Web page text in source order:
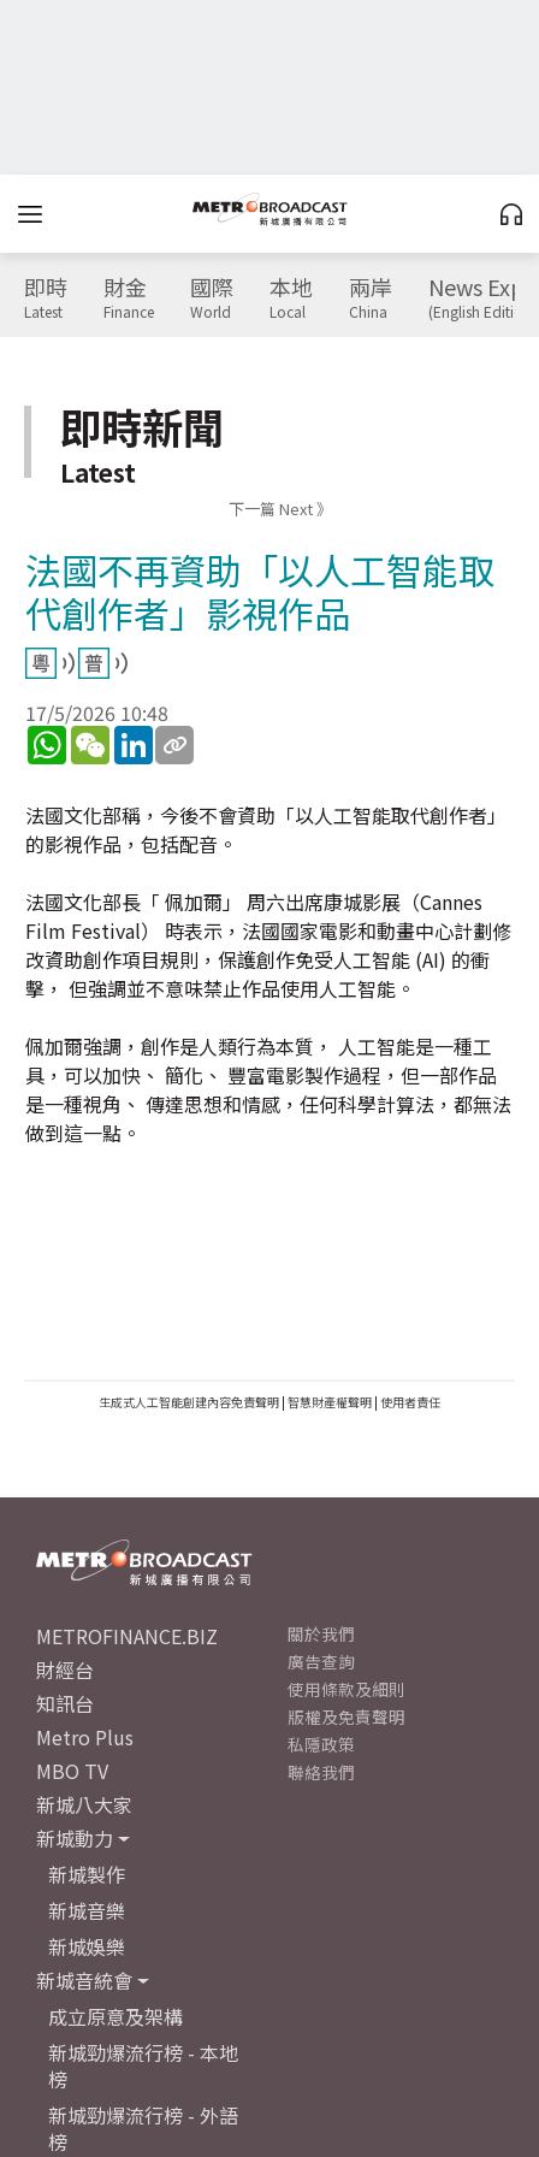
即時
Latest
財金
Finance
國際
World
本地
Local
兩岸
China
News
(English Edition)
即時新聞
Latest
下一篇 Next 》
法國不再資助「以人工智能取
代創作者」影視作品
17/5/2026 10:48
WhatsApp
WeChatLinkedIn
法國文化部稱，今後不會資助「以人工智能取代創作者」
的影視作品，包括配音。
法國文化部長「 佩加爾」 周六出席康城影展（Cannes
Film Festival） 時表示，法國國家電影和動畫中心計劃修
改資助創作項目規則，保護創作免受人工智能 (AI) 的衝
擊， 但強調並不意味禁止作品使用人工智能。
佩加爾強調，創作是人類行為本質， 人工智能是一種工
具，可以加快、 簡化、 豐富電影製作過程，但一部作品
是一種視角、 傳達思想和情感，任何科學計算法，都無法
做到這一點。
生成式人工智能創建內容免責聲明 | 智慧財產權聲明 | 使用者責任
METROFINANCE.BIZ
財經台
知訊台
Metro Plus
MBO TV
新城八大家
新城動力
新城製作
新城音樂
新城娛樂
新城音統會
成立原意及架構
新城勁爆流行榜 - 本地
榜
新城勁爆流行榜 - 外語
榜
關於我們
廣告查詢
使用條款及細則
版權及免責聲明
私隱政策
聯絡我們